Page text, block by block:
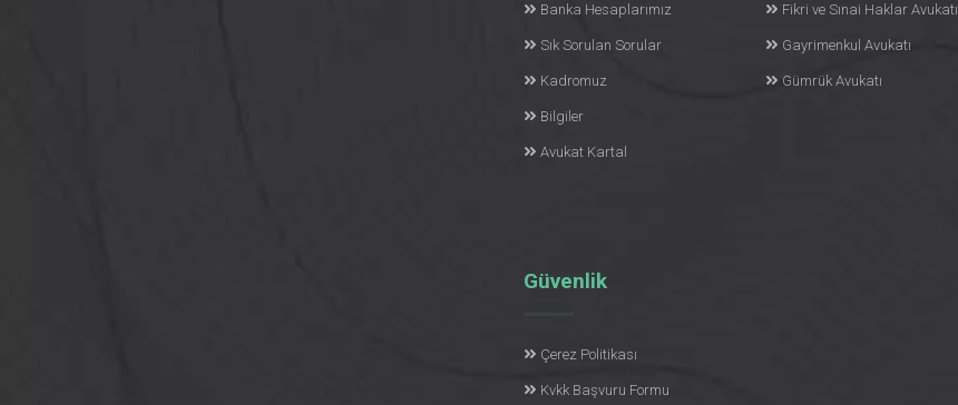
Banka Hesaplarımız
Sık Sorulan Sorular
Kadromuz
Bilgiler
Avukat Kartal
Güvenlik
Çerez Politikası
Kvkk Başvuru Formu
Fikri ve Sınai Haklar Avukatı
Gayrimenkul Avukatı
Gümrük Avukatı